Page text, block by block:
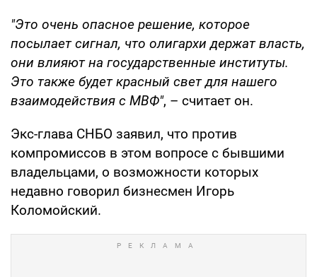
"Это очень опасное решение, которое
посылает сигнал, что олигархи держат власть,
они влияют на государственные институты.
Это также будет красный свет для нашего
взаимодействия с МВФ", – считает он.
Экс-глава СНБО заявил, что против
компромиссов в этом вопросе с бывшими
владельцами, о возможности которых
недавно говорил бизнесмен Игорь
Коломойский.